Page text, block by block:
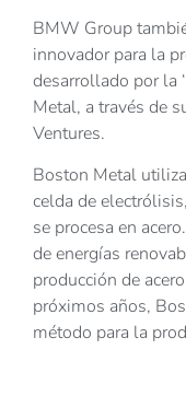
BMW Group
innovador para la
desarrollado por la
Metal, a través de
Ventures.
Boston Metal
celda de
se procesa en
de energías
producción de
próximos años,
método para la